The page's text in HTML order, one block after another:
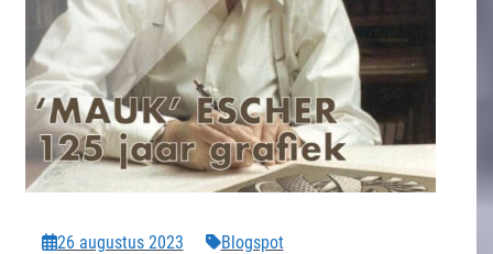
26 augustus 2023 Blogspot